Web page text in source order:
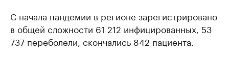
С начала пандемии в регионе зарегистрировано
в общей сложности 61 212 инфицированных, 53
737 переболели, скончались 842 пациента.